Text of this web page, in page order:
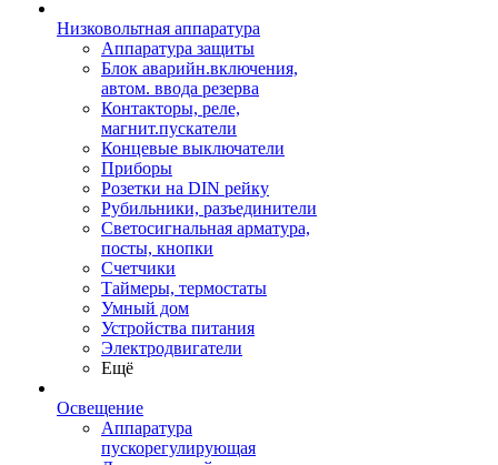
Низковольтная аппаратура
Аппаратура защиты
Блок аварийн.включения,
автом. ввода резерва
Контакторы, реле,
магнит.пускатели
Концевые выключатели
Приборы
Розетки на DIN рейку
Рубильники, разъединители
Светосигнальная арматура,
посты, кнопки
Счетчики
Таймеры, термостаты
Умный дом
Устройства питания
Электродвигатели
Ещё
Освещение
Аппаратура
пускорегулирующая